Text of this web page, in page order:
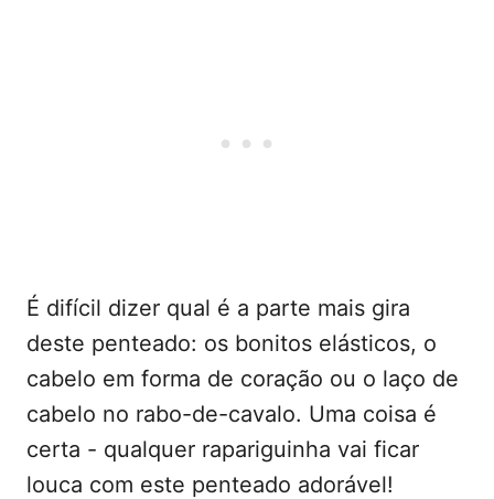
É difícil dizer qual é a parte mais gira
deste penteado: os bonitos elásticos, o
cabelo em forma de coração ou o laço de
cabelo no rabo-de-cavalo. Uma coisa é
certa - qualquer rapariguinha vai ficar
louca com este penteado adorável!